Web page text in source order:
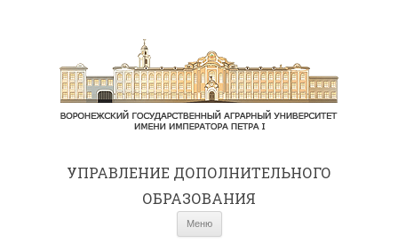
УПРАВЛЕНИЕ ДОПОЛНИТЕЛЬНОГО
ОБРАЗОВАНИЯ
Меню